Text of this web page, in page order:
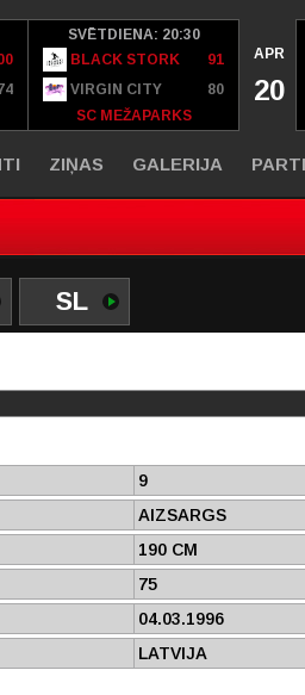
SVĒTDIENA: 20:30
BLACK STORK
91
VIRGIN CITY
80
SC MEŽAPARKS
APR
20
ZIŅAS GALERIJA
SL
9
AIZSARGS
190 CM
75
04.03.1996
LATVIJA